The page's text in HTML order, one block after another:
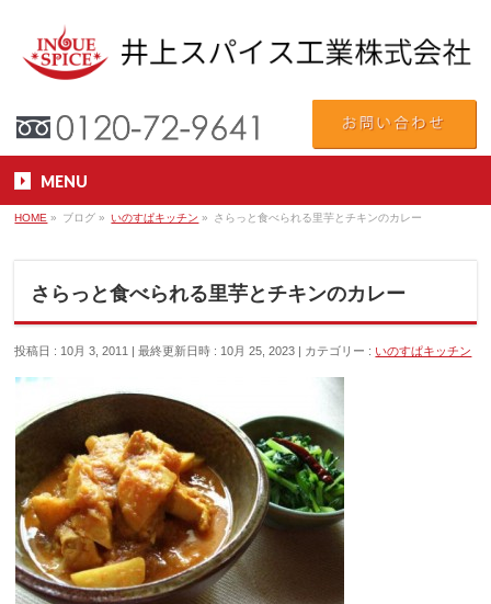
MENU
HOME » ブログ » いのすぱキッチン » さらっと食べられる里芋とチキンのカレー
さらっと食べられる里芋とチキンのカレー
投稿日 : 10月 3, 2011 最終更新日時 : 10月 25, 2023 カテゴリー : いのすぱキッチン